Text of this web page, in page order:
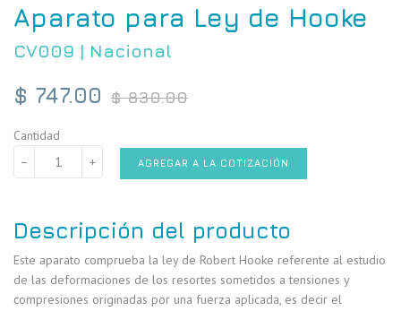
Aparato para Ley de Hooke
CV009 | Nacional
Precio
habitual
$ 747.00 $ 830.00
Cantidad
−
+ AGREGAR A LA COTIZACIÓN
Descripción del producto
Este aparato comprueba la ley de Robert Hooke referente al estudio
de las deformaciones de los resortes sometidos a tensiones y
compresiones originadas por una fuerza aplicada, es decir el